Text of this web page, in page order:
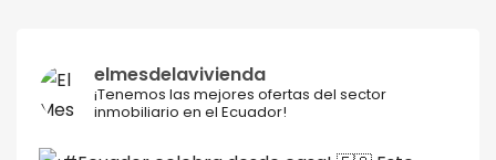
elmesdelavivienda
¡Tenemos las mejores ofertas del sector
inmobiliario en el Ecuador!